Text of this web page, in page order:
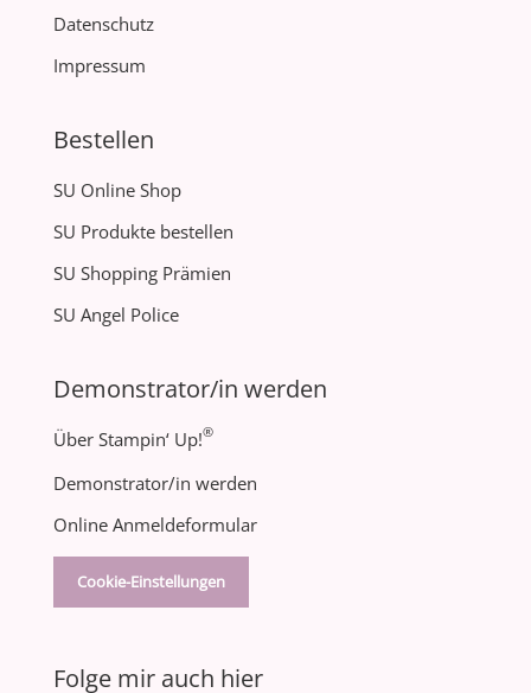
Datenschutz
Impressum
Bestellen
SU Online Shop
SU Produkte bestellen
SU Shopping Prämien
SU Angel Police
Demonstrator/in werden
Über Stampin‘ Up!®
Demonstrator/in werden
Online Anmeldeformular
Cookie-Einstellungen
Folge mir auch hier